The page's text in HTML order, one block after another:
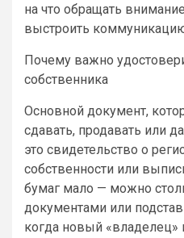
на что обращать
выстроить
Почему важно
собственника
Основной документ,
сдавать, продавать или
это свидетельство о
собственности или
бумаг мало — можно
документами или
когда новый «владелец»